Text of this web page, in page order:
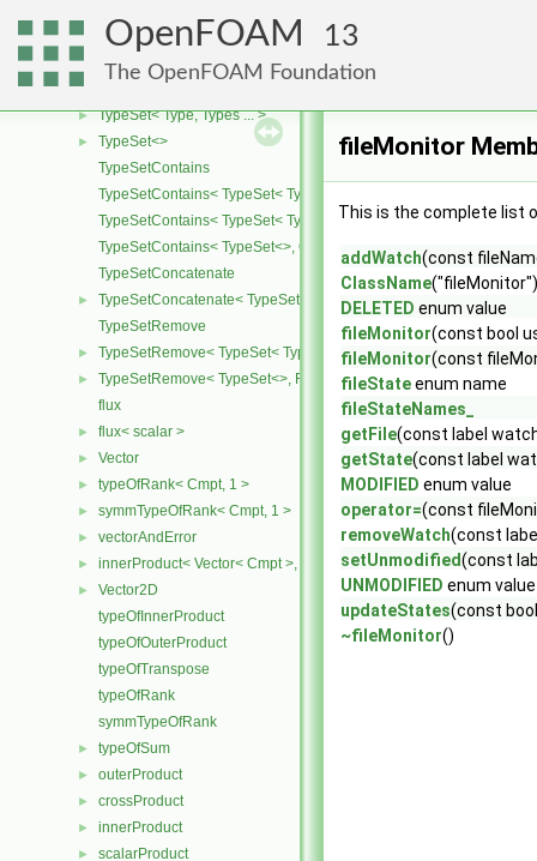
OpenFOAM 13
The OpenFOAM Foundation
► triad
►
Tuple3
► TypeSet< Type, Types ... >
►
TypeSet<>
TypeSetContains
TypeSetContains< TypeSet< Type, Types ... >, OtherType >
TypeSetContains< TypeSet< Type, Types ... >, Type >
TypeSetContains< TypeSet<>, OtherType >
TypeSetConcatenate
►
TypeSetConcatenate< TypeSet< TypesA ... >, TypeSet< TypesB ... >
TypeSetRemove
► TypeSetRemove< TypeSet< Type, Types ... >, RemoveSet >
►
TypeSetRemove< TypeSet<>, RemoveSet >
flux
► flux< scalar >
► Vector
► typeOfRank< Cmpt, 1 >
► symmTypeOfRank< Cmpt, 1 >
► vectorAndError
► innerProduct< Vector< Cmpt >, scalar >
►
Vector2D
typeOfInnerProduct
typeOfOuterProduct
typeOfTranspose
typeOfRank
symmTypeOfRank
► typeOfSum
► outerProduct
► crossProduct
► innerProduct
► scalarProduct
fileMonitor
This is the complete list
addWatch(const
ClassName("fileMonitor")
DELETED enum value
fileMonitor(const bool
fileMonitor(const
fileStateenum name
fileStateNames_
getFile(const label
getState(const label
MODIFIED enum value
operator=(const
removeWatch(const
setUnmodified(const
UNMODIFIED enum value
updateStates(const
~fileMonitor()